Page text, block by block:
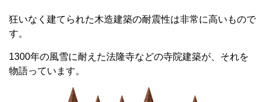
狂いなく建てられた木造建築の耐震性は非常に高いもので
す。
1300年の風雪に耐えた法隆寺などの寺院建築が、それを
物語っています。